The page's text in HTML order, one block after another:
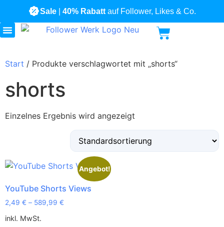
Sale 40% Rabatt auf Follower, Likes & Co.
Start / Produkte verschlagwortet mit „shorts“
shorts
Einzelnes Ergebnis wird angezeigt
Angebot!
YouTube Shorts Views
2,49 € – 589,99 €
inkl. MwSt.